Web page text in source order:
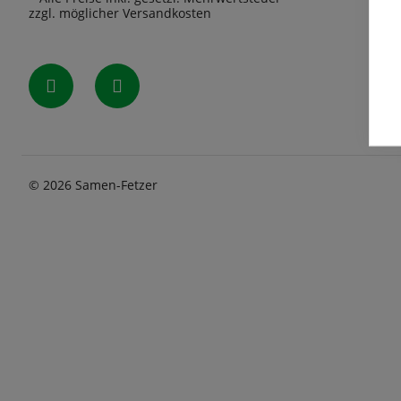
zzgl. möglicher Versandkosten
© 2026 Samen-Fetzer